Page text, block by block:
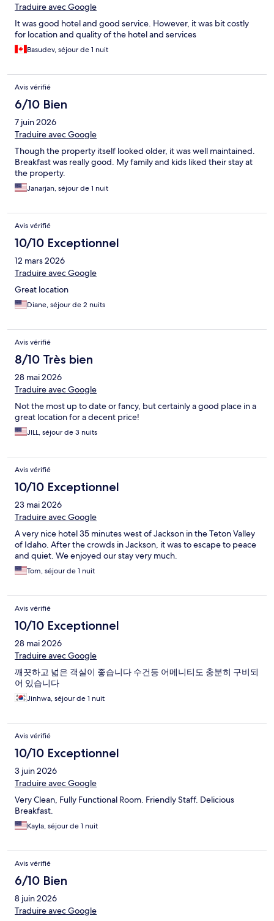
Traduire avec Google
It was good hotel and good service. However, it was bit costly
for location and quality of the hotel and services
Basudev, séjour de 1 nuit
Avis vérifié
6/10 Bien
7 juin 2026
Traduire avec Google
Though the property itself looked older, it was well maintained.
Breakfast was really good. My family and kids liked their stay at
the property.
Janarjan, séjour de 1 nuit
Avis vérifié
10/10 Exceptionnel
12 mars 2026
Traduire avec Google
Great location
Diane, séjour de 2 nuits
Avis vérifié
8/10 Très bien
28 mai 2026
Traduire avec Google
Not the most up to date or fancy, but certainly a good place in a
great location for a decent price!
JILL, séjour de 3 nuits
Avis vérifié
10/10 Exceptionnel
23 mai 2026
Traduire avec Google
A very nice hotel 35 minutes west of Jackson in the Teton Valley
of Idaho. After the crowds in Jackson, it was to escape to peace
and quiet. We enjoyed our stay very much.
Tom, séjour de 1 nuit
Avis vérifié
10/10 Exceptionnel
28 mai 2026
Traduire avec Google
깨끗하고 넓은 객실이 좋습니다 수건등 어메니티도 충분히 구비되
어 있습니다
Jinhwa, séjour de 1 nuit
Avis vérifié
10/10 Exceptionnel
3 juin 2026
Traduire avec Google
Very Clean, Fully Functional Room. Friendly Staff. Delicious
Breakfast.
Kayla, séjour de 1 nuit
Avis vérifié
6/10 Bien
8 juin 2026
Traduire avec Google